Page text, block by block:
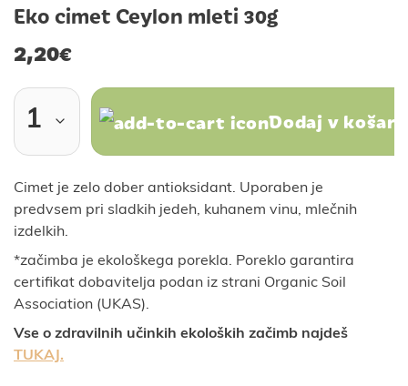
Eko cimet Ceylon mleti 30g
2,20€
Dodaj v
Cimet je zelo dober antioksidant. Uporaben je
predvsem pri sladkih jedeh, kuhanem vinu, mlečnih
izdelkih.
*začimba je ekološkega porekla. Poreklo garantira
certifikat dobavitelja podan iz strani Organic Soil
Association (UKAS).
Vse o zdravilnih učinkih ekoloških začimb najdeš
TUKAJ.